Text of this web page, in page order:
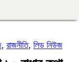
, রাজনীতি, লিড নিউজ